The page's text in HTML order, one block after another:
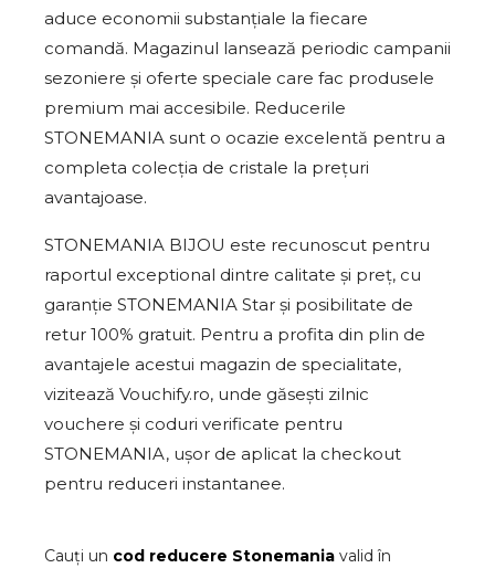
aduce economii substanțiale la fiecare
comandă. Magazinul lansează periodic campanii
sezoniere și oferte speciale care fac produsele
premium mai accesibile. Reducerile
STONEMANIA sunt o ocazie excelentă pentru a
completa colecția de cristale la prețuri
avantajoase.
STONEMANIA BIJOU este recunoscut pentru
raportul exceptional dintre calitate și preț, cu
garanție STONEMANIA Star și posibilitate de
retur 100% gratuit. Pentru a profita din plin de
avantajele acestui magazin de specialitate,
vizitează Vouchify.ro, unde găsești zilnic
vouchere și coduri verificate pentru
STONEMANIA, ușor de aplicat la checkout
pentru reduceri instantanee.
Cauți un cod reducere Stonemania valid în